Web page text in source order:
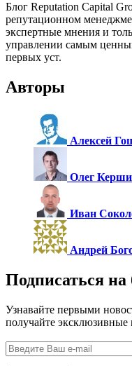
Блог Reputation Capital
репутационном
экспертные мнения и
управлении самым
первых уст.
Авторы
Алексей
Олег
Иван
Андрей
Подписаться на
Узнавайте первыми
получайте эксклюзивные